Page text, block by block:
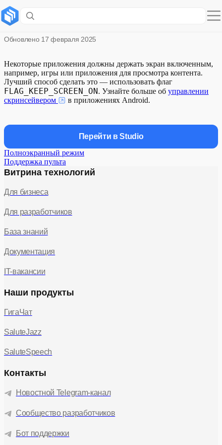
Управление скринсейвером
Обновлено 17 февраля 2025
Некоторые приложения должны держать экран включенным,
например, игры или приложения для просмотра контента.
Лучший способ сделать это — использовать флаг
FLAG_KEEP_SCREEN_ON. Узнайте больше об управлении
скринсейвером
в приложениях Android.
Перейти в Studio
Полноэкранный режим
Поддержка пульта
Витрина технологий
Для бизнеса
Для разработчиков
База знаний
Документация
IT-вакансии
Наши продукты
ГигаЧат
SaluteJazz
SaluteSpeech
Контакты
Новостной Telegram-канал
Сообщество разработчиков
Бот поддержки